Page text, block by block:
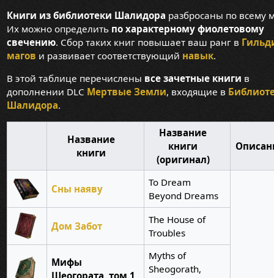
Книги из библиотеки Шалидора разбросаны по всему
Их можно определить по характерному фиолетовому
свечению. Сбор таких книг повышает ваш ранг в
магов и развивает соответствующий навык.
В этой таблице перечислены все зачетные книги в
дополнении DLC Мертвые Земли, входящие в
Шалидора.
Название
книги
Название
книги
(оригинал)
Сны наяву
To Dream
Beyond Dreams
Дом Забот
The House of
Troubles
Мифы
Шеогората, том 1
Myths of
Sheogorath,